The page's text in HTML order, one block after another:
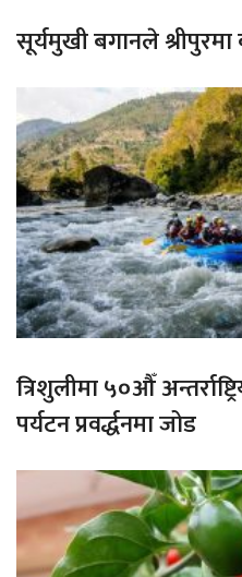
सूर्यमुखी बगानले
त्रिशुलीमा ५०औँ
पर्यटन प्रवर्द्धनमा जोड